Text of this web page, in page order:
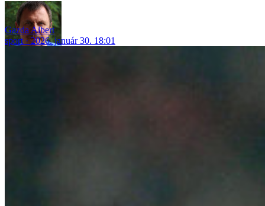
Gazda Albert
sport
2026. január 30. 18:01